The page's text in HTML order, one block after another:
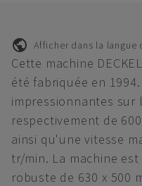
Afficher dans la langue
Cette machine
été fabriquée en
impressionnantes sur
respectivement de
ainsi qu'une vitesse
tr/min. La machine
robuste de 630 x 500